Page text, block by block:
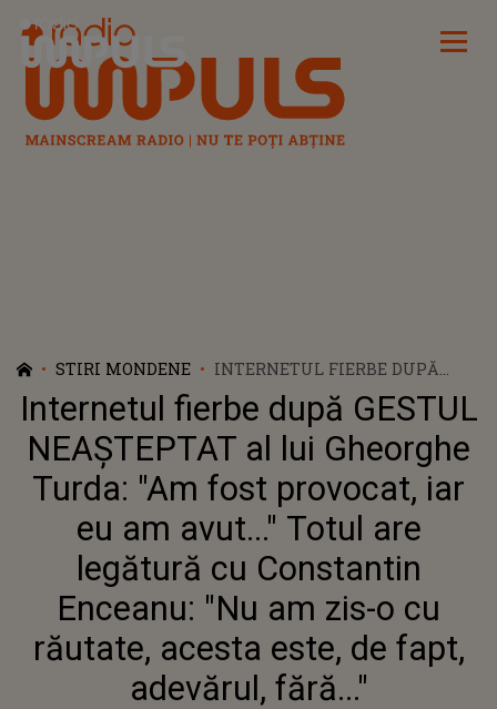
Radio Impuls
STIRI MONDENE
INTERNETUL FIERBE DUPĂ
GESTUL NEAȘTEPTAT AL LUI
GHEORGHE TURDA: "AM FOST
PROVOCAT, IAR EU AM
AVUT..." TOTUL ARE LEGĂTURĂ
CU CONSTANTIN ENCEANU: "NU
AM ZIS-O CU RĂUTATE, ACESTA
ESTE, DE FAPT, ADEVĂRUL,
FĂRĂ..."
Internetul fierbe după GESTUL
NEAȘTEPTAT al lui Gheorghe
Turda: "Am fost provocat, iar
eu am avut..." Totul are
legătură cu Constantin
Enceanu: "Nu am zis-o cu
răutate, acesta este, de fapt,
adevărul, fără..."